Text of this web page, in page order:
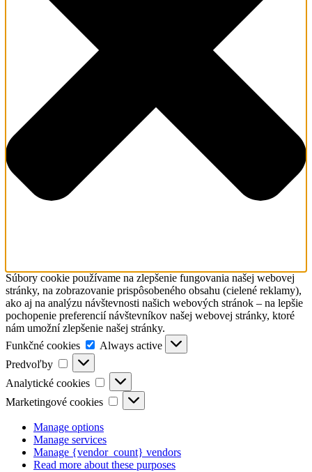
Súbory cookie používame na zlepšenie fungovania našej webovej
stránky, na zobrazovanie prispôsobeného obsahu (cielené reklamy),
ako aj na analýzu návštevnosti našich webových stránok – na lepšie
pochopenie preferencií návštevníkov našej webovej stránky, ktoré
nám umožní zlepšenie našej stránky.
Funkčné cookies
Funkčné
cookies
Always active
Predvoľby
Predvoľby
Analytické cookies
Analytické
cookies
Marketingové cookies
Marketingové
cookies
Manage options
Manage services
Manage {vendor_count} vendors
Read more about these purposes